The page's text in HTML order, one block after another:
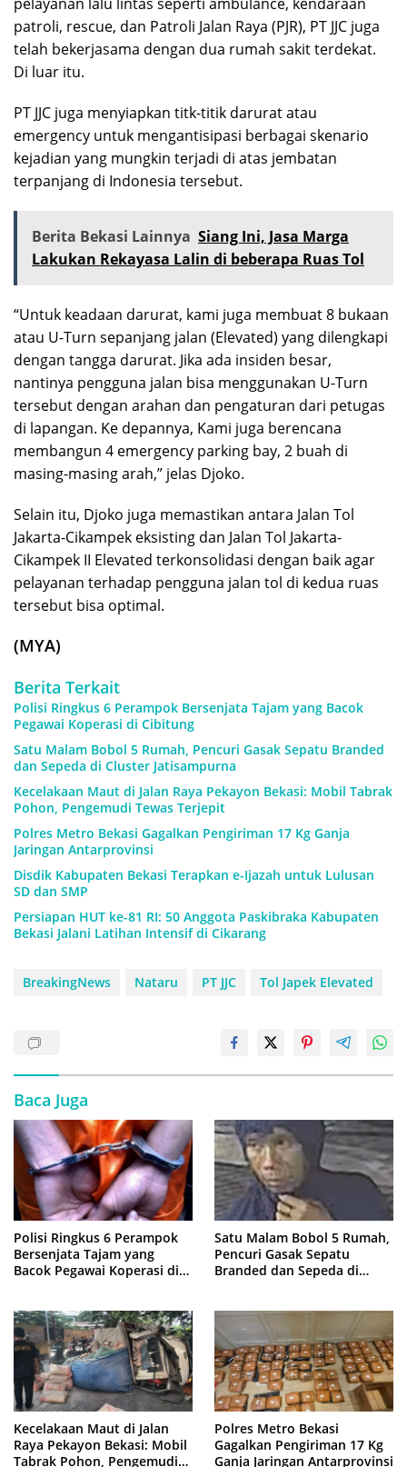
pelayanan lalu lintas seperti ambulance, kendaraan
patroli, rescue, dan Patroli Jalan Raya (PJR), PT JJC juga
telah bekerjasama dengan dua rumah sakit terdekat.
Di luar itu.
PT JJC juga menyiapkan titk-titik darurat atau
emergency untuk mengantisipasi berbagai skenario
kejadian yang mungkin terjadi di atas jembatan
terpanjang di Indonesia tersebut.
Berita Bekasi Lainnya Siang Ini, Jasa Marga
Lakukan Rekayasa Lalin di beberapa Ruas Tol
“Untuk keadaan darurat, kami juga membuat 8 bukaan
atau U-Turn sepanjang jalan (Elevated) yang dilengkapi
dengan tangga darurat. Jika ada insiden besar,
nantinya pengguna jalan bisa menggunakan U-Turn
tersebut dengan arahan dan pengaturan dari petugas
di lapangan. Ke depannya, Kami juga berencana
membangun 4 emergency parking bay, 2 buah di
masing-masing arah,” jelas Djoko.
Selain itu, Djoko juga memastikan antara Jalan Tol
Jakarta-Cikampek eksisting dan Jalan Tol Jakarta-
Cikampek II Elevated terkonsolidasi dengan baik agar
pelayanan terhadap pengguna jalan tol di kedua ruas
tersebut bisa optimal.
(MYA)
Berita Terkait
Polisi Ringkus 6 Perampok Bersenjata Tajam yang Bacok
Pegawai Koperasi di Cibitung
Satu Malam Bobol 5 Rumah, Pencuri Gasak Sepatu Branded
dan Sepeda di Cluster Jatisampurna
Kecelakaan Maut di Jalan Raya Pekayon Bekasi: Mobil Tabrak
Pohon, Pengemudi Tewas Terjepit
Polres Metro Bekasi Gagalkan Pengiriman 17 Kg Ganja
Jaringan Antarprovinsi
Disdik Kabupaten Bekasi Terapkan e-Ijazah untuk Lulusan
SD dan SMP
Persiapan HUT ke-81 RI: 50 Anggota Paskibraka Kabupaten
Bekasi Jalani Latihan Intensif di Cikarang
BreakingNews Nataru PT JJC Tol Japek Elevated
Baca Juga
Polisi Ringkus 6 Perampok
Bersenjata Tajam yang
Bacok Pegawai Koperasi di
Satu Malam Bobol 5 Rumah,
Pencuri Gasak Sepatu
Branded dan Sepeda di
Kecelakaan Maut di Jalan
Raya Pekayon Bekasi: Mobil
Tabrak Pohon, Pengemudi
Polres Metro Bekasi
Gagalkan Pengiriman 17 Kg
Ganja Jaringan Antarprovinsi